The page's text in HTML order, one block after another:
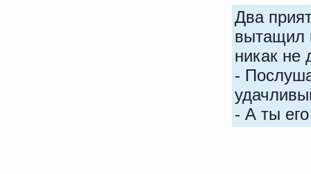
Два
вытащил
никак не
-
- А ты